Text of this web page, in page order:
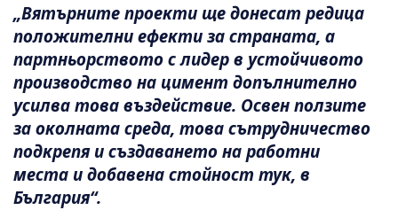
„Вятърните проекти ще донесат редица
положителни ефекти за страната, а
партньорството с лидер в устойчивото
производство на цимент допълнително
усилва това въздействие. Освен ползите
за околната среда, това сътрудничество
подкрепя и създаването на работни
места и добавена стойност тук, в
България“.